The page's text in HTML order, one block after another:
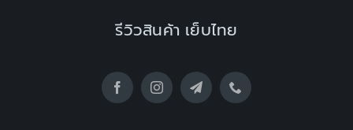
รีวิวสินค้า เย็บไทย